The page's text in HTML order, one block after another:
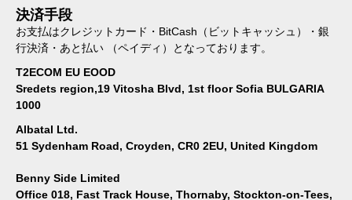
決済手段
お支払はクレジットカード・BitCash（ビットキャッシュ）・銀
行決済・あと払い （ペイディ）となっております。
T2ECOM EU EOOD
Sredets region,19 Vitosha Blvd, 1st floor Sofia BULGARIA
1000
Albatal Ltd.
51 Sydenham Road, Croyden, CR0 2EU, United Kingdom
Benny Side Limited
Office 018, Fast Track House, Thornaby, Stockton-on-Tees,